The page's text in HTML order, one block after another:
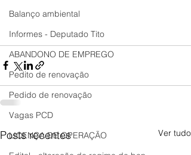
Balanço ambiental
Informes - Deputado Tito
ABANDONO DE EMPREGO
Pedito de renovação
Pedido de renovação
Vagas PCD
LICENÇA DE OPERAÇÃO
Posts recentes Ver tudo